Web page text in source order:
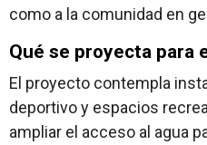
como a la comunidad en
Qué se proyecta para
El proyecto contempla
deportivo y espacios
ampliar el acceso al agua